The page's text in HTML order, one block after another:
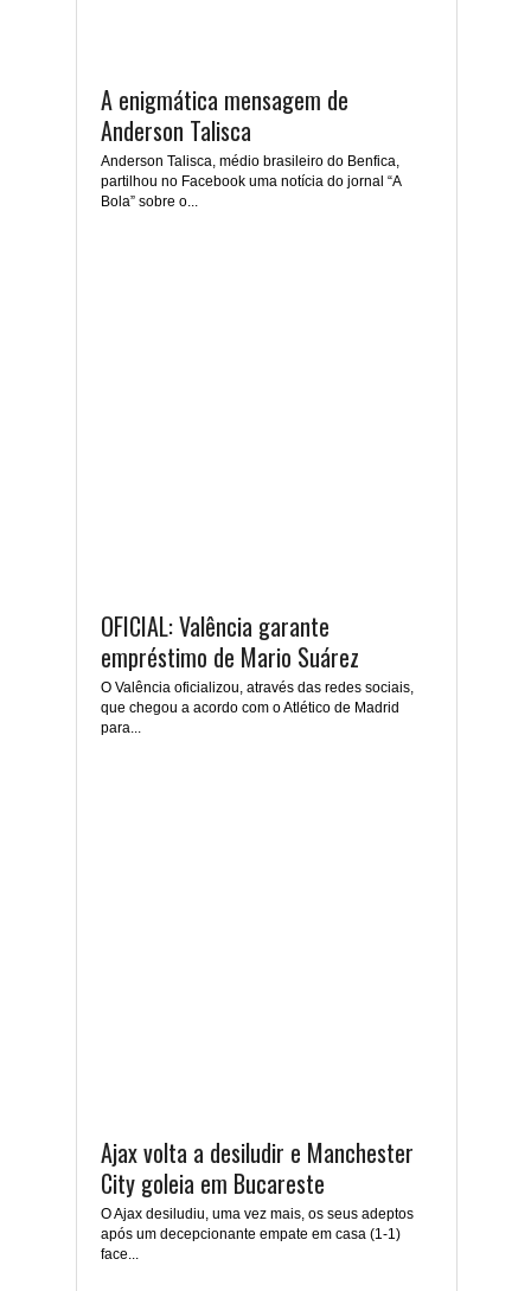
A enigmática mensagem de
Anderson Talisca
Anderson Talisca, médio brasileiro do Benfica,
partilhou no Facebook uma notícia do jornal “A
Bola” sobre o...
OFICIAL: Valência garante
empréstimo de Mario Suárez
O Valência oficializou, através das redes sociais,
que chegou a acordo com o Atlético de Madrid
para...
Ajax volta a desiludir e Manchester
City goleia em Bucareste
O Ajax desiludiu, uma vez mais, os seus adeptos
após um decepcionante empate em casa (1-1)
face...